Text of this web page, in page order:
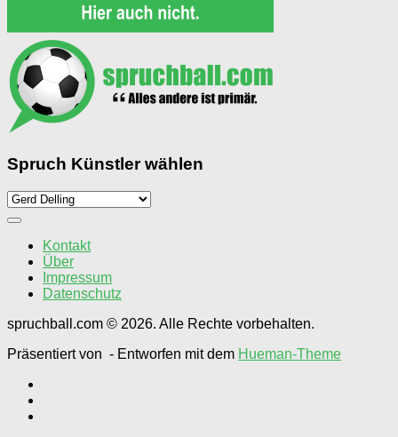
Spruch Künstler wählen
Spruch
Kontakt
Über
Impressum
Datenschutz
spruchball.com © 2026. Alle Rechte vorbehalten.
Präsentiert von - Entworfen mit dem Hueman-Theme